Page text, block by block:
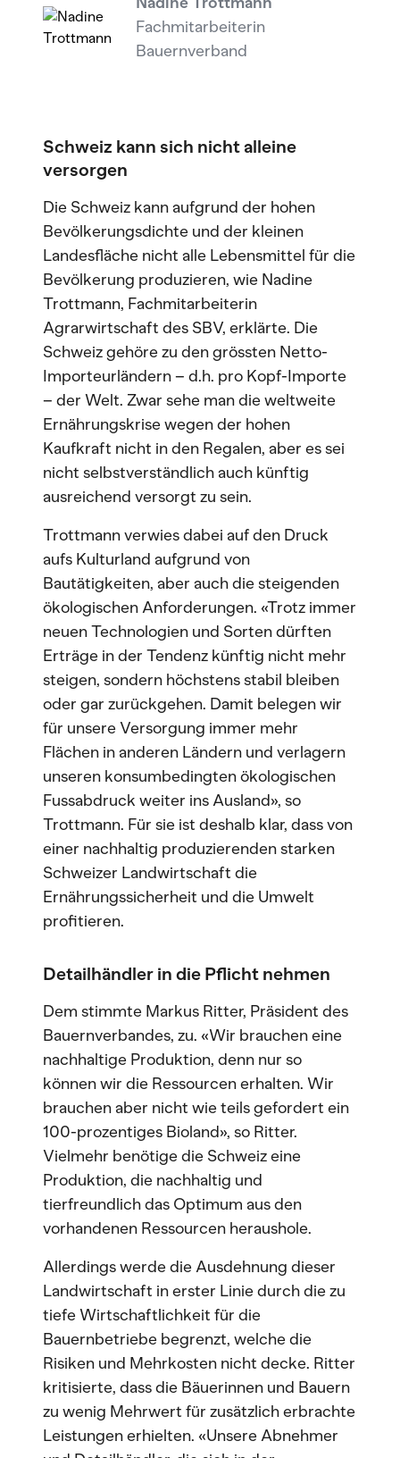
Fachmitarbeiterin
Bauernverband
Schweiz kann sich nicht alleine
versorgen
Die Schweiz kann aufgrund der hohen
Bevölkerungsdichte und der kleinen
Landesfläche nicht alle Lebensmittel für die
Bevölkerung produzieren, wie Nadine
Trottmann, Fachmitarbeiterin
Agrarwirtschaft des SBV, erklärte. Die
Schweiz gehöre zu den grössten Netto-
Importeurländern – d.h. pro Kopf-Importe
– der Welt. Zwar sehe man die weltweite
Ernährungskrise wegen der hohen
Kaufkraft nicht in den Regalen, aber es sei
nicht selbstverständlich auch künftig
ausreichend versorgt zu sein.
Trottmann verwies dabei auf den Druck
aufs Kulturland aufgrund von
Bautätigkeiten, aber auch die steigenden
ökologischen Anforderungen. «Trotz immer
neuen Technologien und Sorten dürften
Erträge in der Tendenz künftig nicht mehr
steigen, sondern höchstens stabil bleiben
oder gar zurückgehen. Damit belegen wir
für unsere Versorgung immer mehr
Flächen in anderen Ländern und verlagern
unseren konsumbedingten ökologischen
Fussabdruck weiter ins Ausland», so
Trottmann. Für sie ist deshalb klar, dass von
einer nachhaltig produzierenden starken
Schweizer Landwirtschaft die
Ernährungssicherheit und die Umwelt
profitieren.
Detailhändler in die Pflicht nehmen
Dem stimmte Markus Ritter, Präsident des
Bauernverbandes, zu. «Wir brauchen eine
nachhaltige Produktion, denn nur so
können wir die Ressourcen erhalten. Wir
brauchen aber nicht wie teils gefordert ein
100-prozentiges Bioland», so Ritter.
Vielmehr benötige die Schweiz eine
Produktion, die nachhaltig und
tierfreundlich das Optimum aus den
vorhandenen Ressourcen heraushole.
Allerdings werde die Ausdehnung dieser
Landwirtschaft in erster Linie durch die zu
tiefe Wirtschaftlichkeit für die
Bauernbetriebe begrenzt, welche die
Risiken und Mehrkosten nicht decke. Ritter
kritisierte, dass die Bäuerinnen und Bauern
zu wenig Mehrwert für zusätzlich erbrachte
Leistungen erhielten. «Unsere Abnehmer